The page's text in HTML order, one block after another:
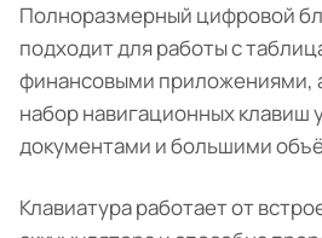
Полноразмерный цифровой
подходит для работы с
финансовыми приложениями,
набор навигационных клавиш
документами и большими
Клавиатура работает от